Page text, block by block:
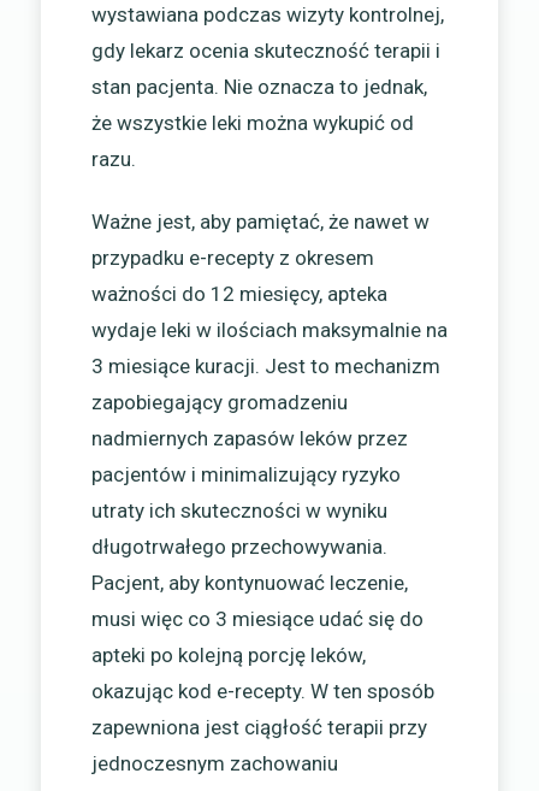
wystawiana podczas wizyty kontrolnej,
gdy lekarz ocenia skuteczność terapii i
stan pacjenta. Nie oznacza to jednak,
że wszystkie leki można wykupić od
razu.
Ważne jest, aby pamiętać, że nawet w
przypadku e-recepty z okresem
ważności do 12 miesięcy, apteka
wydaje leki w ilościach maksymalnie na
3 miesiące kuracji. Jest to mechanizm
zapobiegający gromadzeniu
nadmiernych zapasów leków przez
pacjentów i minimalizujący ryzyko
utraty ich skuteczności w wyniku
długotrwałego przechowywania.
Pacjent, aby kontynuować leczenie,
musi więc co 3 miesiące udać się do
apteki po kolejną porcję leków,
okazując kod e-recepty. W ten sposób
zapewniona jest ciągłość terapii przy
jednoczesnym zachowaniu